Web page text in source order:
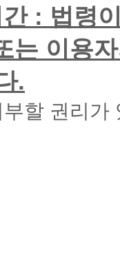
: 법령
는 이용
.
할 권리